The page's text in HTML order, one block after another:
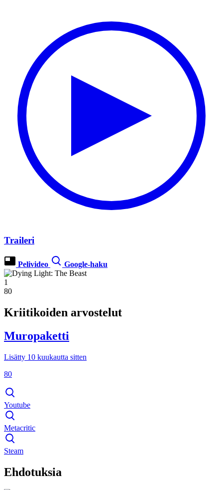
Traileri
Pelivideo Google-haku
1
80
Kriitikoiden arvostelut
Muropaketti
Lisätty 10 kuukautta sitten
80
Youtube
Metacritic
Steam
Ehdotuksia